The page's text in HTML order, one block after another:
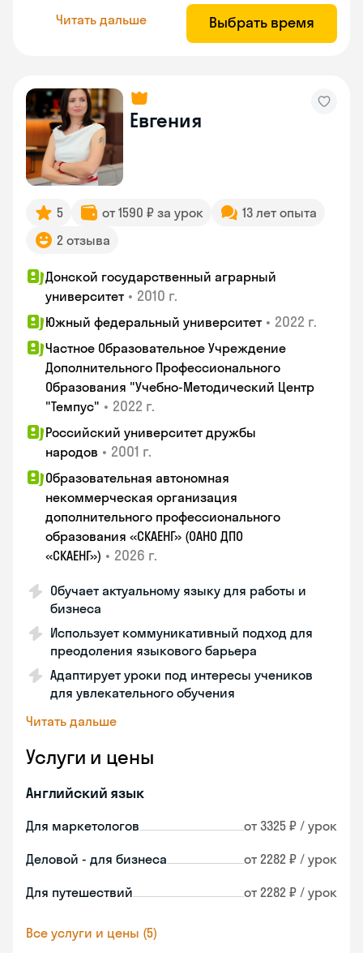
Читать дальше Выбрать время
Евгения
5 от 1590 ₽ за урок
13 лет опыта
2 отзыва
Донской государственный аграрный
университет • 2010 г.
Южный федеральный университет • 2022 г.
Частное Образовательное Учреждение
Дополнительного Профессионального
Образования "Учебно-Методический Центр
"Темпус" • 2022 г.
Российский университет дружбы
народов • 2001 г.
Образовательная автономная
некоммерческая организация
дополнительного профессионального
образования «СКАЕНГ» (ОАНО ДПО
«СКАЕНГ») • 2026 г.
Обучает актуальному языку для работы и
бизнеса
Использует коммуникативный подход для
преодоления языкового барьера
Адаптирует уроки под интересы учеников
для увлекательного обучения
Читать дальше
Услуги и цены
Английский язык
Для маркетологов от 3325 ₽ / урок
Деловой - для бизнеса от 2282 ₽ / урок
Для путешествий от 2282 ₽ / урок
Все услуги и цены (5)